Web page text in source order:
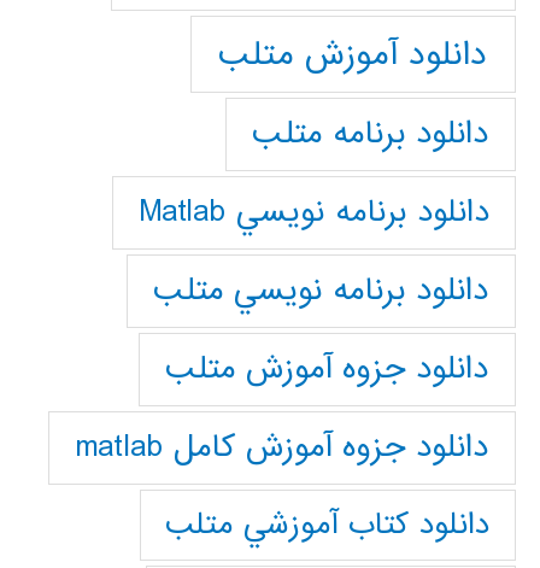
دانلود آموزش متلب
دانلود برنامه متلب
دانلود برنامه نويسي Matlab
دانلود برنامه نويسي متلب
دانلود جزوه آموزش متلب
دانلود جزوه آموزش کامل matlab
دانلود كتاب آموزشي متلب